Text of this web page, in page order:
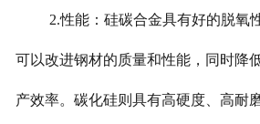
2.性能：硅碳合金具有好的脱氧
可以改进钢材的质量和性能，同时降
产效率。碳化硅则具有高硬度、高耐